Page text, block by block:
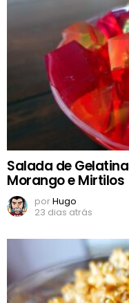
Salada de
Morango e Mirtilos
porHugo
23 dias atrás